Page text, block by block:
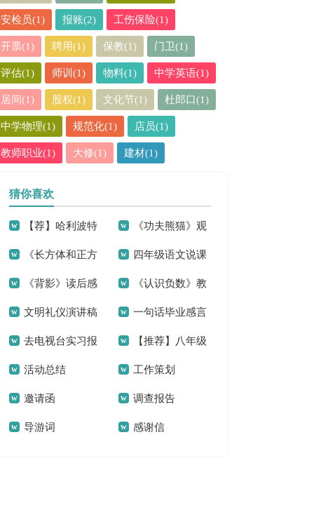
安检员(1) 报账(2) 工伤保险(1)
开票(1) 聘用(1) 保教(1) 门卫(1)
评估(1) 师训(1) 物料(1) 中学英语(1)
居间(1) 股权(1) 文化节(1) 杜郎口(1)
中学物理(1) 规范化(1) 店员(1)
教师职业(1) 大修(1) 建材(1)
猜你喜欢
【荐】哈利波特
观后感
《功夫熊猫》观
后感集合15篇
《长方体和正方
体的体积》教学反
思
四年级语文说课
稿范文汇编9篇
《背影》读后感 《认识负数》教
学反思
文明礼仪演讲稿
(15篇)
一句话毕业感言
去电视台实习报
告范文合集九篇
【推荐】八年级
体育教学计划四篇
活动总结 工作策划
邀请函 调查报告
导游词 感谢信